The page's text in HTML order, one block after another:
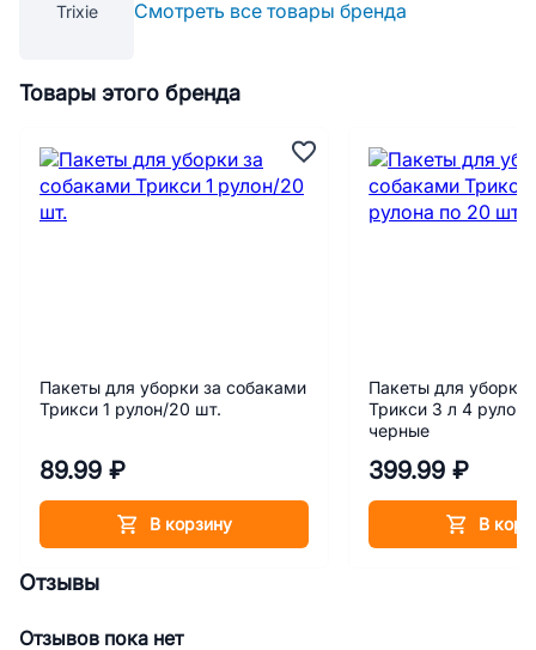
Trixie Смотреть все товары бренда
Товары этого бренда
Пакеты для уборки за собаками
Трикси 1 рулон/20 шт.
89.99 ₽
В корзину
Пакеты для уборки
Трикси 3 л 4
черные
399.99 ₽
В
Отзывы
Отзывов пока нет